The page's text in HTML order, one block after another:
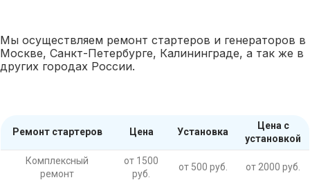
Мы осуществляем ремонт стартеров и генераторов в
Москве, Санкт-Петербурге, Калининграде, а так же в
других городах России.
Ремонт стартеров Цена Установка
Цена с
установкой
Комплексный
ремонт
от 1500
руб.
от 500 руб. от 2000 руб.